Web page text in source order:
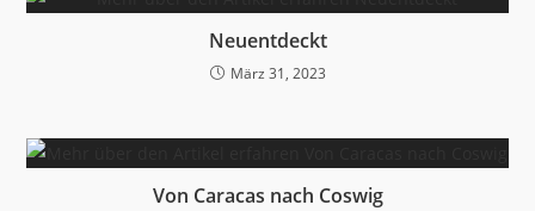
Neuentdeckt
März 31, 2023
Von Caracas nach Coswig